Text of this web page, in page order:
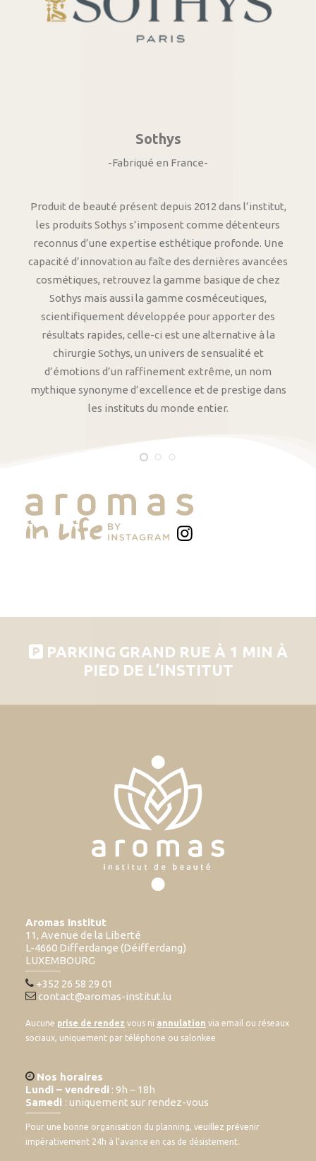
Sothys
-Fabriqué en France-
Produit de beauté présent depuis 2012 dans l’institut,
les produits Sothys s’imposent comme détenteurs
reconnus d’une expertise esthétique profonde. Une
capacité d’innovation au faîte des dernières avancées
cosmétiques, retrouvez la gamme basique de chez
Sothys mais aussi la gamme cosméceutiques,
scientifiquement développée pour apporter des
résultats rapides, celle-ci est une alternative à la
chirurgie Sothys, un univers de sensualité et
d’émotions d’un raffinement extrême, un nom
mythique synonyme d’excellence et de prestige dans
les instituts du monde entier.
PARKING GRAND RUE À 1 MIN À
PIED DE L’INSTITUT
Aromas Institut
11, Avenue de la Liberté
L-4660 Differdange (Déifferdang)
LUXEMBOURG
+352 26 58 29 01
contact@aromas-institut.lu
Aucune prise de rendez vous ni annulation via email ou réseaux
sociaux, uniquement par téléphone ou salonkee
Nos horaires
Lundi – vendredi : 9h – 18h
Samedi : uniquement sur rendez-vous
Pour une bonne organisation du planning, veuillez prévenir
impérativement 24h à l’avance en cas de désistement.